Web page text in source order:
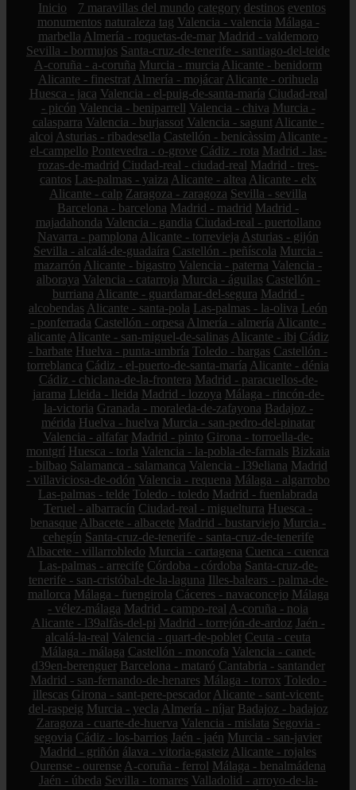
Inicio 7 maravillas del mundo category destinos eventos
monumentos naturaleza tag Valencia - valencia Málaga -
marbella Almería - roquetas-de-mar Madrid - valdemoro
Sevilla - bormujos Santa-cruz-de-tenerife - santiago-del-teide
A-coruña - a-coruña Murcia - murcia Alicante - benidorm
Alicante - finestrat Almería - mojácar Alicante - orihuela
Huesca - jaca Valencia - el-puig-de-santa-maría Ciudad-real
- picón Valencia - beniparrell Valencia - chiva Murcia -
calasparra Valencia - burjassot Valencia - sagunt Alicante -
alcoi Asturias - ribadesella Castellón - benicàssim Alicante -
el-campello Pontevedra - o-grove Cádiz - rota Madrid - las-
rozas-de-madrid Ciudad-real - ciudad-real Madrid - tres-
cantos Las-palmas - yaiza Alicante - altea Alicante - elx
Alicante - calp Zaragoza - zaragoza Sevilla - sevilla
Barcelona - barcelona Madrid - madrid Madrid -
majadahonda Valencia - gandia Ciudad-real - puertollano
Navarra - pamplona Alicante - torrevieja Asturias - gijón
Sevilla - alcalá-de-guadaíra Castellón - peñíscola Murcia -
mazarrón Alicante - bigastro Valencia - paterna Valencia -
alboraya Valencia - catarroja Murcia - águilas Castellón -
burriana Alicante - guardamar-del-segura Madrid -
alcobendas Alicante - santa-pola Las-palmas - la-oliva León
- ponferrada Castellón - orpesa Almería - almería Alicante -
alicante Alicante - san-miguel-de-salinas Alicante - ibi Cádiz
- barbate Huelva - punta-umbría Toledo - bargas Castellón -
torreblanca Cádiz - el-puerto-de-santa-maría Alicante - dénia
Cádiz - chiclana-de-la-frontera Madrid - paracuellos-de-
jarama Lleida - lleida Madrid - lozoya Málaga - rincón-de-
la-victoria Granada - moraleda-de-zafayona Badajoz -
mérida Huelva - huelva Murcia - san-pedro-del-pinatar
Valencia - alfafar Madrid - pinto Girona - torroella-de-
montgrí Huesca - torla Valencia - la-pobla-de-farnals Bizkaia
- bilbao Salamanca - salamanca Valencia - l39eliana Madrid
- villaviciosa-de-odón Valencia - requena Málaga - algarrobo
Las-palmas - telde Toledo - toledo Madrid - fuenlabrada
Teruel - albarracín Ciudad-real - miguelturra Huesca -
benasque Albacete - albacete Madrid - bustarviejo Murcia -
cehegín Santa-cruz-de-tenerife - santa-cruz-de-tenerife
Albacete - villarrobledo Murcia - cartagena Cuenca - cuenca
Las-palmas - arrecife Córdoba - córdoba Santa-cruz-de-
tenerife - san-cristóbal-de-la-laguna Illes-balears - palma-de-
mallorca Málaga - fuengirola Cáceres - navaconcejo Málaga
- vélez-málaga Madrid - campo-real A-coruña - noia
Alicante - l39alfàs-del-pi Madrid - torrejón-de-ardoz Jaén -
alcalá-la-real Valencia - quart-de-poblet Ceuta - ceuta
Málaga - málaga Castellón - moncofa Valencia - canet-
d39en-berenguer Barcelona - mataró Cantabria - santander
Madrid - san-fernando-de-henares Málaga - torrox Toledo -
illescas Girona - sant-pere-pescador Alicante - sant-vicent-
del-raspeig Murcia - yecla Almería - níjar Badajoz - badajoz
Zaragoza - cuarte-de-huerva Valencia - mislata Segovia -
segovia Cádiz - los-barrios Jaén - jaén Murcia - san-javier
Madrid - griñón álava - vitoria-gasteiz Alicante - rojales
Ourense - ourense A-coruña - ferrol Málaga - benalmádena
Jaén - úbeda Sevilla - tomares Valladolid - arroyo-de-la-